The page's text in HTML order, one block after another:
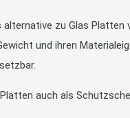
zu Glas Platten
und ihren
auch als